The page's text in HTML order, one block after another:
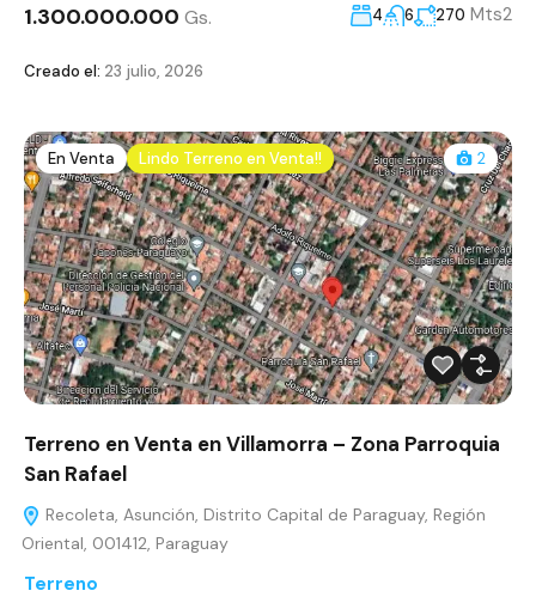
1.300.000.000 Gs. 4 6 270 Mts2
Creado el: 23 julio, 2026
En Venta Lindo Terreno en Venta!! 2
Terreno en Venta en Villamorra – Zona Parroquia
San Rafael
Recoleta, Asunción, Distrito Capital de Paraguay, Región
Oriental, 001412, Paraguay
Terreno